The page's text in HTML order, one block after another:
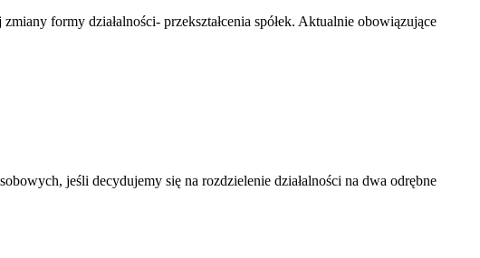
formy działalności- przekształcenia spółek. Aktualnie obowiązujące
jeśli decydujemy się na rozdzielenie działalności na dwa odrębne